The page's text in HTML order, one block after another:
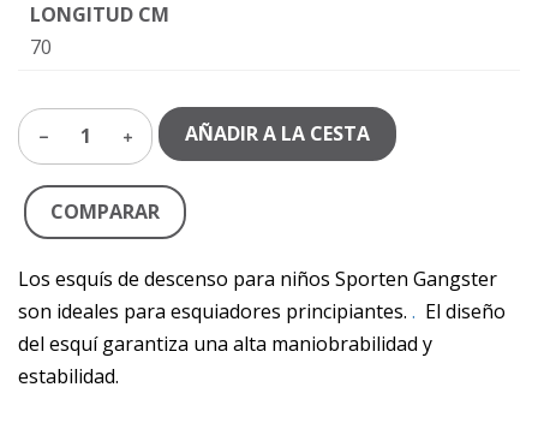
LONGITUD CM
70
1 AÑADIR A LA CESTA
COMPARAR
Los esquís de descenso para niños Sporten Gangster
son ideales para esquiadores principiantes. . El diseño
del esquí garantiza una alta maniobrabilidad y
estabilidad.